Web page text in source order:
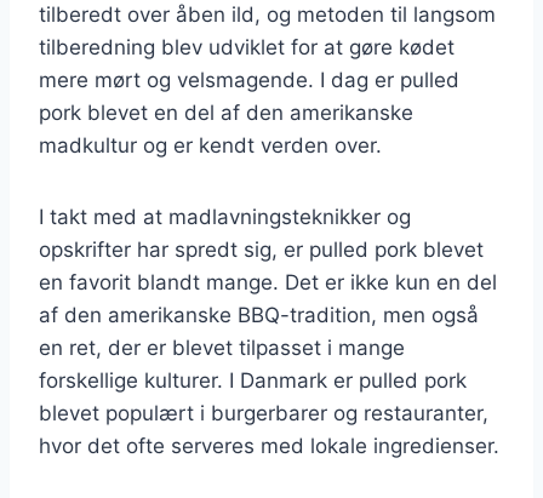
tilberedt over åben ild, og metoden til langsom
tilberedning blev udviklet for at gøre kødet
mere mørt og velsmagende. I dag er pulled
pork blevet en del af den amerikanske
madkultur og er kendt verden over.
I takt med at madlavningsteknikker og
opskrifter har spredt sig, er pulled pork blevet
en favorit blandt mange. Det er ikke kun en del
af den amerikanske BBQ-tradition, men også
en ret, der er blevet tilpasset i mange
forskellige kulturer. I Danmark er pulled pork
blevet populært i burgerbarer og restauranter,
hvor det ofte serveres med lokale ingredienser.